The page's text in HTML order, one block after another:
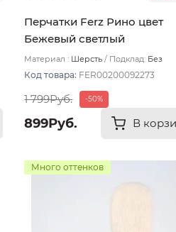
Перчатки Ferz Рино цвет
Бежевый светлый
Материал : Шерсть Подклад: Без
Код товара: FER00200092273
1 799Руб. -50%
899Руб. В
Много оттенков